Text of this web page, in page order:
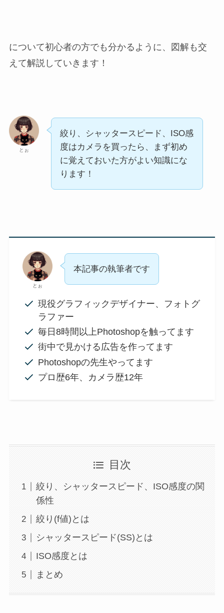
について初心者の方でも分かるように、図解も交
えて解説していきます！
とぉ
絞り、シャッタースピード、ISO感
度はカメラを買ったら、まず初め
に覚えておいた方がよい知識にな
ります！
とぉ
本記事の執筆者です
現役グラフィックデザイナー、フォトグ
ラファー
毎日8時間以上Photoshopを触ってます
街中で見かける広告を作ってます
Photoshopの先生やってます
プロ歴6年、カメラ歴12年
目次
絞り、シャッタースピード、ISO感度の関
係性
絞り(f値)とは
シャッタースピード(SS)とは
ISO感度とは
まとめ